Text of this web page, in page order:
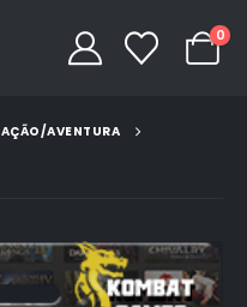
0
AÇÃO/AVENTURA